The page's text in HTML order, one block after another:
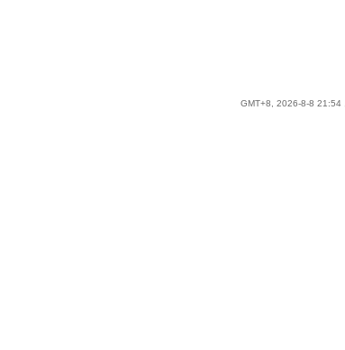
GMT+8, 2026-8-8 21:54